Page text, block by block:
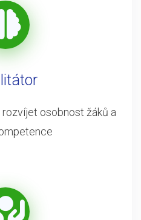
osobnost žáků a